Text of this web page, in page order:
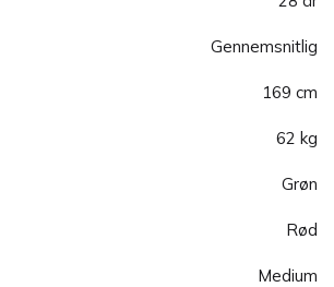
Gennemsnitlig
169 cm
62 kg
Grøn
Rød
Medium